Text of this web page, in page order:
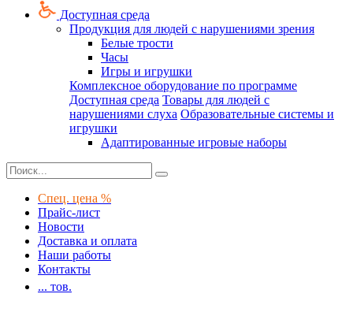
Доступная среда
Продукция для людей с нарушениями зрения
Белые трости
Часы
Игры и игрушки
Комплексное оборудование по программе
Доступная среда Товары для людей с
нарушениями слуха Образовательные системы и
игрушки
Адаптированные игровые наборы
Спец. цена %
Прайс-лист
Новости
Доставка и оплата
Наши работы
Контакты
... тов.